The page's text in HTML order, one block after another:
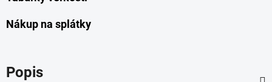
Nákup na splátky
Popis